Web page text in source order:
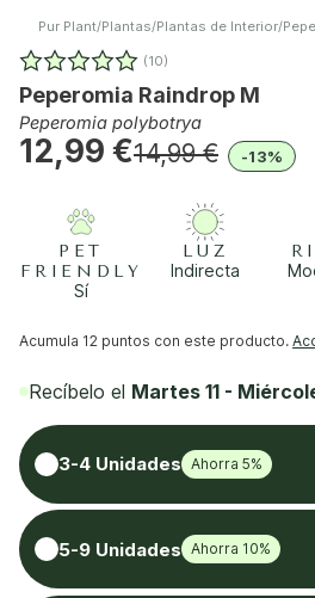
Pur Plant/Plantas/Plantas de Interior/
(10)
Peperomia Raindrop M
Peperomia polybotrya
12,99 €14,99 € -13%
PET
FRIENDLY
Sí
LUZ
Indirecta
Acumula 12 puntos con este producto.
Recíbelo el Martes 11 -
3-4 Unidades Ahorra 5%
5-9 Unidades Ahorra 10%